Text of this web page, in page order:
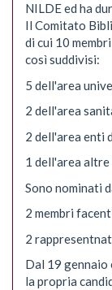
NILDE ed ha
Il Comitato
di cui 10
così suddivisi:
5 dell'area
2 dell'area
2 dell'area enti
1 dell'area
Sono nominati
2 membri
2
Dal 19
la propria